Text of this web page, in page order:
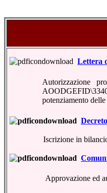
Lettera
Autorizzazione
potenziamento
Iscrizione in
Approvazione ed